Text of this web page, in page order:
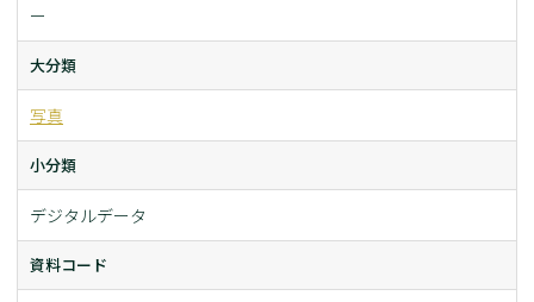
ー
大分類
写真
小分類
デジタルデータ
資料コード